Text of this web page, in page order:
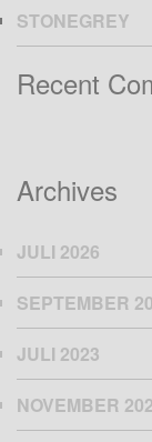
STONEGREY
Recent
Archives
JULI 2026
SEPTEMBER
JULI 2023
NOVEMBER